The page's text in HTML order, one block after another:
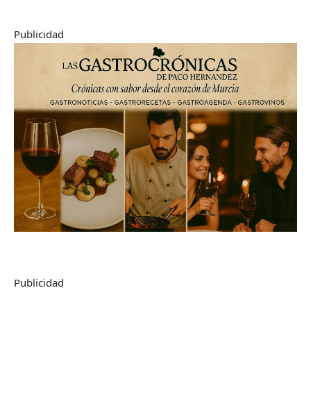
Publicidad
Publicidad